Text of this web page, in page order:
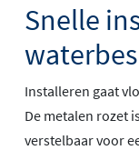
Snelle
Installeren gaat
De metalen rozet
verstelbaar voor